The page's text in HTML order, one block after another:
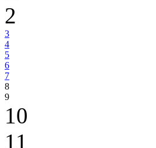
2
3
4
5
6
7
8
9
10
11